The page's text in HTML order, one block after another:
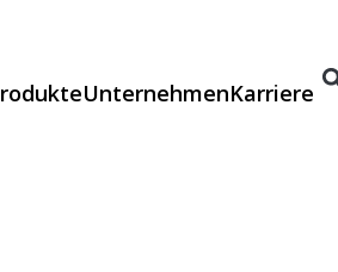
UnternehmenKarriere